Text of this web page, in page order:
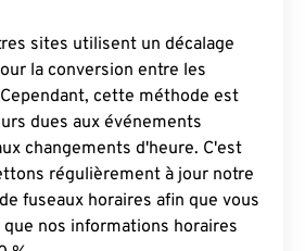
sites utilisent un décalage
la conversion entre les
cette méthode est
dues aux événements
changements d'heure. C'est
régulièrement à jour notre
fuseaux horaires afin que vous
nos informations horaires